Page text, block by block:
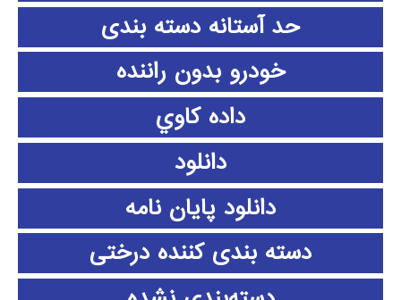
حد آستانه دسته بندی
خودرو بدون راننده
داده كاوي
دانلود
دانلود پايان نامه
دسته بندی کننده درختی